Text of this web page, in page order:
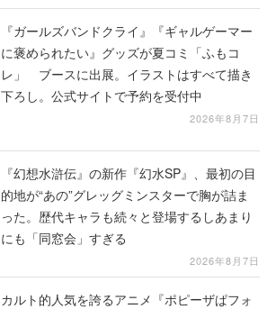
『ガールズバンドクライ』『ギャルゲーマー
に褒められたい』グッズが夏コミ「ふもコ
レ」 ブースに出展。イラストはすべて描き
下ろし。公式サイトで予約を受付中
2026年8月7日
『幻想水滸伝』の新作『幻水SP』、最初の目
的地が“あの”グレッグミンスターで胸が詰ま
った。歴代キャラも続々と登場するしあまり
にも「同窓会」すぎる
2026年8月7日
カルト的人気を誇るアニメ『ポピーザぱフォ